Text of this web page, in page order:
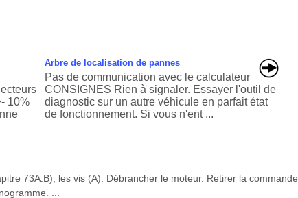
10%
Arbre de localisation de pannes
Pas de communication avec le calculateur
CONSIGNES Rien à signaler. Essayer l'outil de
diagnostic sur un autre véhicule en parfait état
de fonctionnement. Si vous n'ent ...
73A.B), les vis (A). Débrancher le moteur. Retirer la commande
...